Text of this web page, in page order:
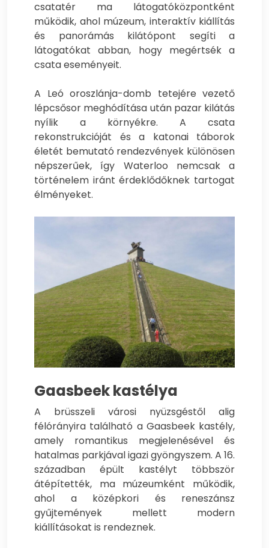
csatatér ma látogatóközpontként
működik, ahol múzeum, interaktív kiállítás
és panorámás kilátópont segíti a
látogatókat abban, hogy megértsék a
csata eseményeit.
A Leó oroszlánja-domb tetejére vezető
lépcsősor meghódítása után pazar kilátás
nyílik a környékre. A csata
rekonstrukcióját és a katonai táborok
életét bemutató rendezvények különösen
népszerűek, így Waterloo nemcsak a
történelem iránt érdeklődőknek tartogat
élményeket.
Gaasbeek kastélya
A brüsszeli városi nyüzsgéstől alig
félórányira található a Gaasbeek kastély,
amely romantikus megjelenésével és
hatalmas parkjával igazi gyöngyszem. A 16.
században épült kastélyt többször
átépítették, ma múzeumként működik,
ahol a középkori és reneszánsz
gyűjtemények mellett modern
kiállításokat is rendeznek.